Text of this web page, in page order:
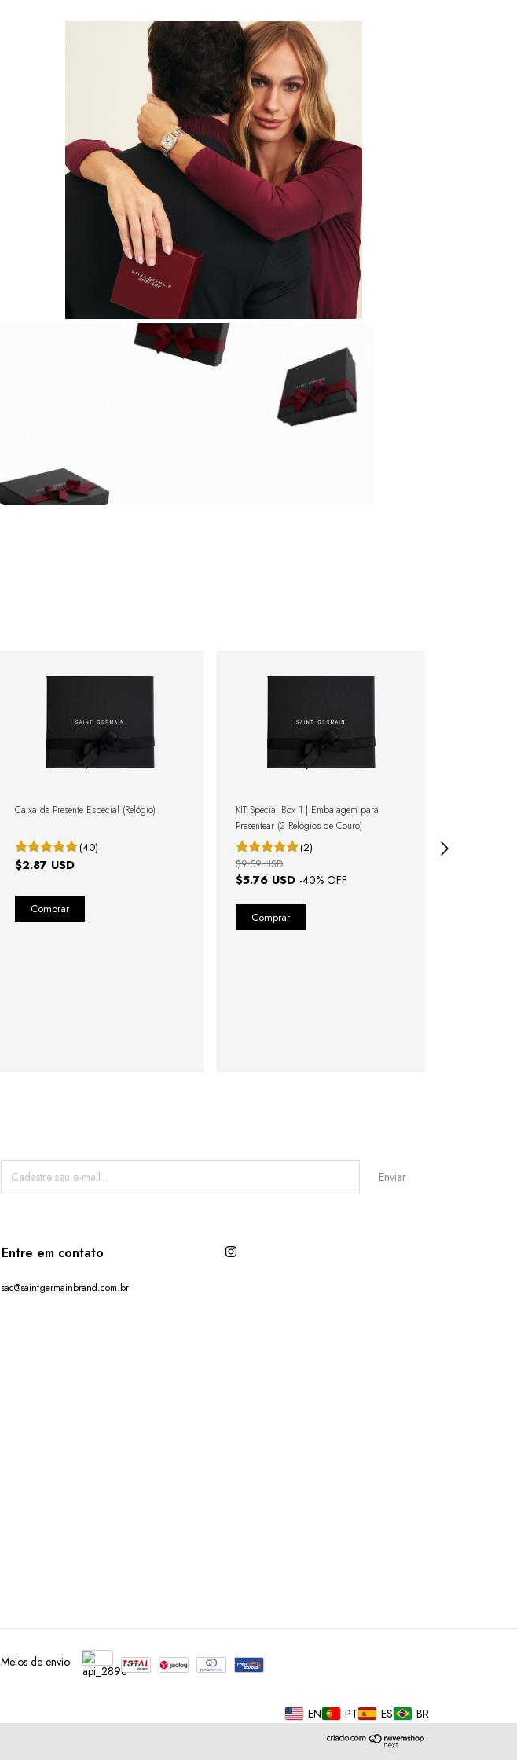
Não é contabilizada e não é válida como produto em
promoções ou cupons que concedem brindes.
Garanta já sua Caixa de Presente Bordô With Love para Relógio
e transforme cada presente em um gesto inesquecível de
elegância e carinho.
Após a confirmação de compra, a nota fiscal será
enviada em até um dia útil em seu e-mail.
Caixa de Presente Especial (Relógio)
(40)
$2.87 USD
KIT Special Box 1 | Embalagem para
Presentear (2 Relógios de Couro)
(2)
$5.76 USD -40% OFF
$9.59 USD
Entre em contato
sac@saintgermainbrand.com.br
Meios de envio
EN PT ES BR